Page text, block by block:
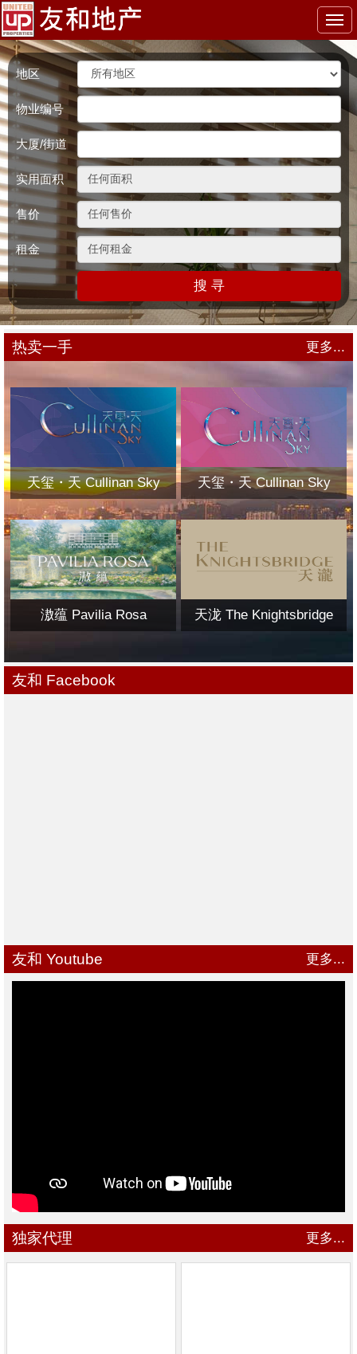
地区
物业编号
大厦/街道
实用面积
售价
租金
搜 寻
热卖一手 更多...
天玺・天 Cullinan Sky 天玺・天 Cullinan Sky
滶蕴 Pavilia Rosa 天泷 The Knightsbridge
友和 Facebook
友和 Youtube 更多...
独家代理 更多...